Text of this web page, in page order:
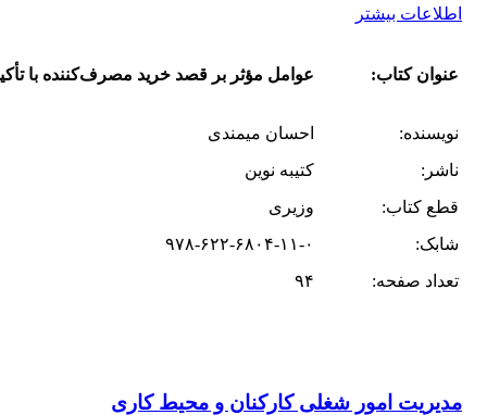
اطلاعات بیشتر
عنوان کتاب: عوامل مؤثر بر قصد خرید مصرف‌کننده با
نویسنده:
احسان میمندی
ناشر:
کتیبه نوین
قطع کتاب:
وزیری
شابک:
۹۷۸-۶۲۲-۶۸۰۴-۱۱-۰
تعداد صفحه:
۹۴
مدیریت امور شغلی کارکنان و محیط کاری